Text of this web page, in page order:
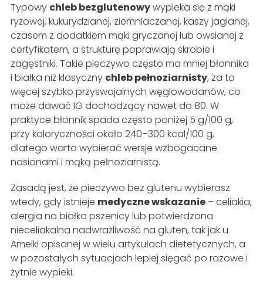
Typowy chleb bezglutenowywypieka się z mąki
ryżowej, kukurydzianej, ziemniaczanej, kaszy jaglanej,
czasem z dodatkiem mąki gryczanej lub owsianej z
certyfikatem, a strukturę poprawiają skrobie i
zagęstniki. Takie pieczywo często ma mniej błonnika
i białka niż klasyczny chleb pełnoziarnisty, za to
więcej szybko przyswajalnych węglowodanów, co
może dawać IG dochodzący nawet do 80. W
praktyce błonnik spada często poniżej 5 g/100 g,
przy kaloryczności około 240–300 kcal/100 g,
dlatego warto wybierać wersje wzbogacane
nasionami i mąką pełnoziarnistą.
Zasadą jest, że pieczywo bez glutenu wybierasz
wtedy, gdy istnieje medyczne wskazanie– celiakia,
alergia na białka pszenicy lub potwierdzona
nieceliakalna nadwrażliwość na gluten, tak jak u
Amelki opisanej w wielu artykułach dietetycznych, a
w pozostałych sytuacjach lepiej sięgać po razowe i
żytnie wypieki.